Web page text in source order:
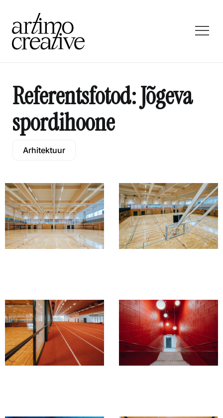
Referentsfotod: Jõgeva
spordihoone
Arhitektuur